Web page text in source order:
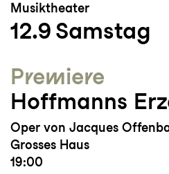
Musiktheater
12.9 Samstag
Premiere
Hoffmanns
Oper von Jacques
Grosses Haus
19:00